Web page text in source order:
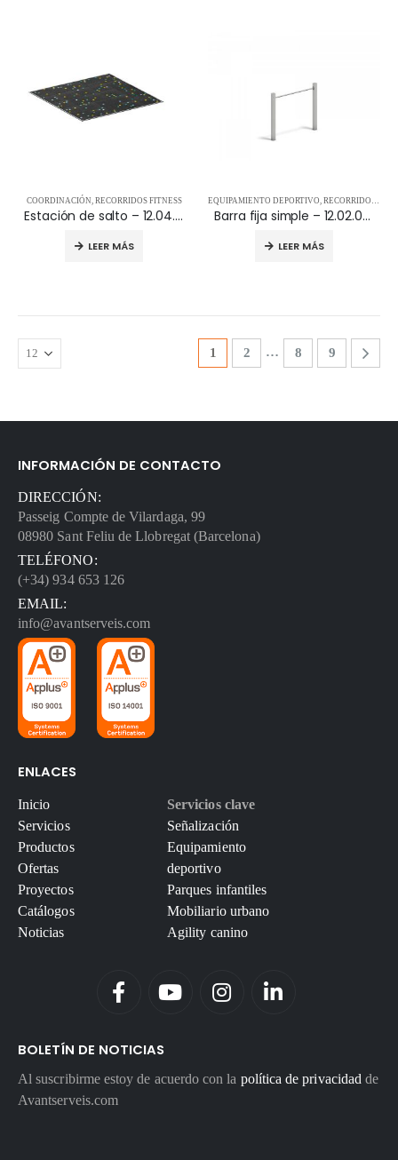
COORDINACIÓN, RECORRIDOS FITNESS
Estación de salto – 12.04.005
LEER MÁS
EQUIPAMIENTO DEPORTIVO, RECORRIDOS FITNESS
Barra fija simple – 12.02.066
LEER MÁS
1 2 … 8 9
INFORMACIÓN DE CONTACTO
DIRECCIÓN:
Passeig Compte de Vilardaga, 99
08980 Sant Feliu de Llobregat (Barcelona)
TELÉFONO:
(+34) 934 653 126
EMAIL:
info@avantserveis.com
ENLACES
Inicio
Servicios
Productos
Ofertas
Proyectos
Catálogos
Noticias
Servicios clave
Señalización
Equipamiento
deportivo
Parques infantiles
Mobiliario urbano
Agility canino
BOLETÍN DE NOTICIAS
Al suscribirme estoy de acuerdo con la política de privacidad de
Avantserveis.com